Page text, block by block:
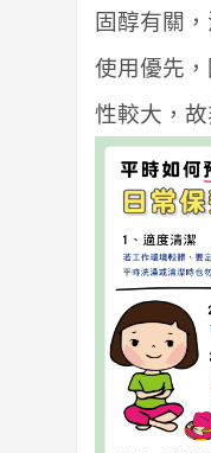
固醇有關
使用優先
性較大，